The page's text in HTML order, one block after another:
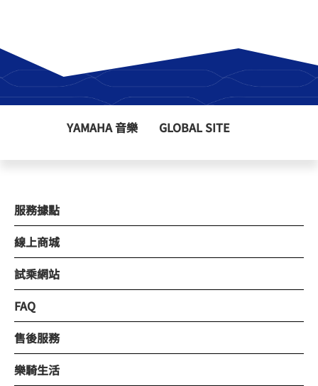
YAMAHA 音樂 GLOBAL SITE
服務據點
線上商城
試乘網站
FAQ
售後服務
樂騎生活